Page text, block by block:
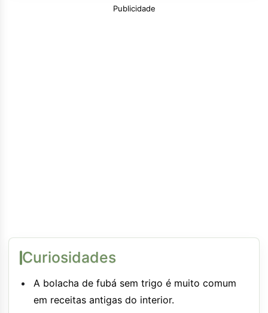
Publicidade
Curiosidades
A bolacha de fubá sem trigo é muito comum
em receitas antigas do interior.